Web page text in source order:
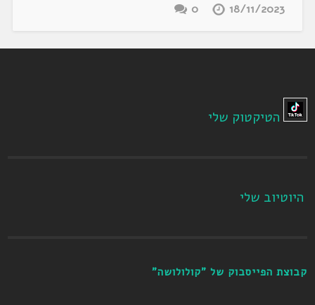
18/11/2023
0
הטיקטוק שלי
היוטיוב שלי
קבוצת הפייסבוק של "קולולושה"